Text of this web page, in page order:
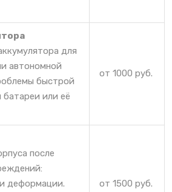
для
автономной
быстрой
или её
от 1000 руб.
после
деформации.
от 1500 руб.